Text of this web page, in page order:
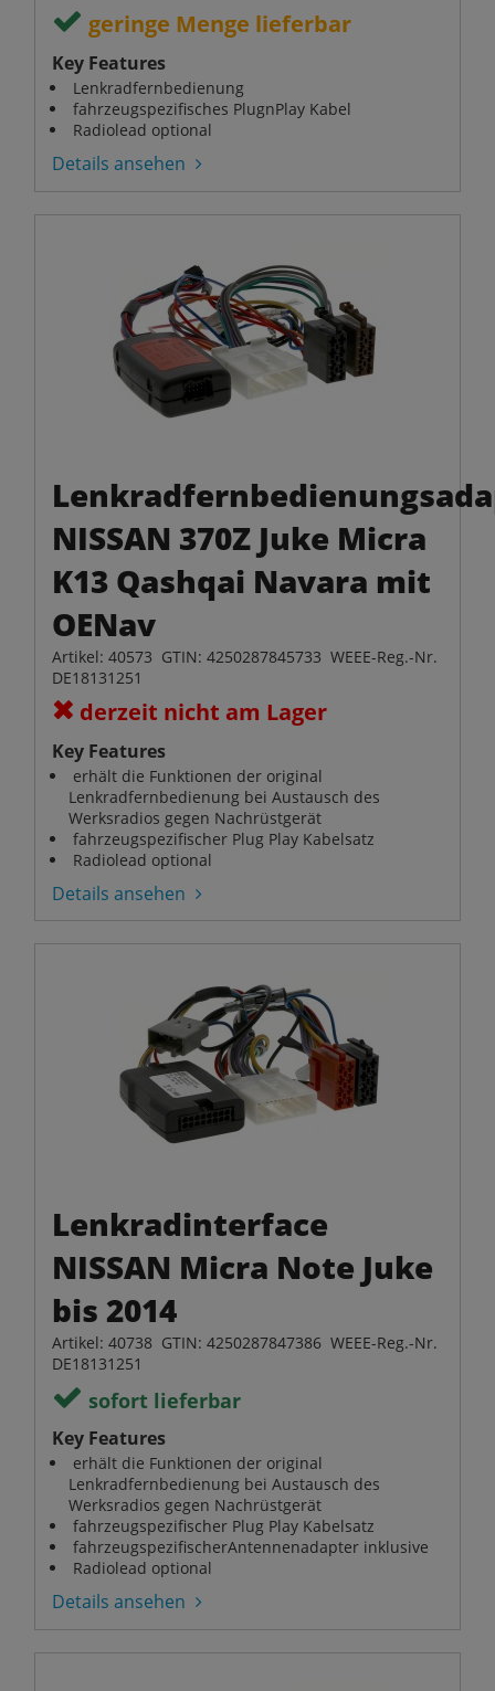
geringe Menge lieferbar
Key Features
Lenkradfernbedienung
fahrzeugspezifisches PlugnPlay Kabel
Radiolead optional
Details ansehen
NISSAN 370Z Juke Micra
K13 Qashqai Navara mit
OENav
Artikel: 40573 GTIN: 4250287845733 WEEE-Reg.-Nr.
DE18131251
derzeit nicht am Lager
Key Features
erhält die Funktionen der original
Lenkradfernbedienung bei Austausch des
Werksradios gegen Nachrüstgerät
fahrzeugspezifischer Plug Play Kabelsatz
Radiolead optional
Details ansehen
Lenkradinterface
NISSAN Micra Note Juke
bis 2014
Artikel: 40738 GTIN: 4250287847386 WEEE-Reg.-Nr.
DE18131251
sofort lieferbar
Key Features
erhält die Funktionen der original
Lenkradfernbedienung bei Austausch des
Werksradios gegen Nachrüstgerät
fahrzeugspezifischer Plug Play Kabelsatz
fahrzeugspezifischerAntennenadapter inklusive
Radiolead optional
Details ansehen